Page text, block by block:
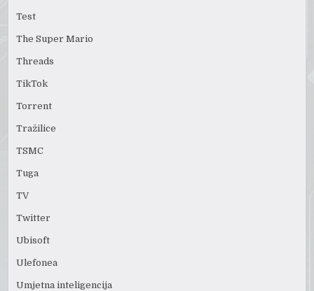
Test
The Super Mario
Threads
TikTok
Torrent
Tražilice
TSMC
Tuga
TV
Twitter
Ubisoft
Ulefonea
Umjetna inteligencija